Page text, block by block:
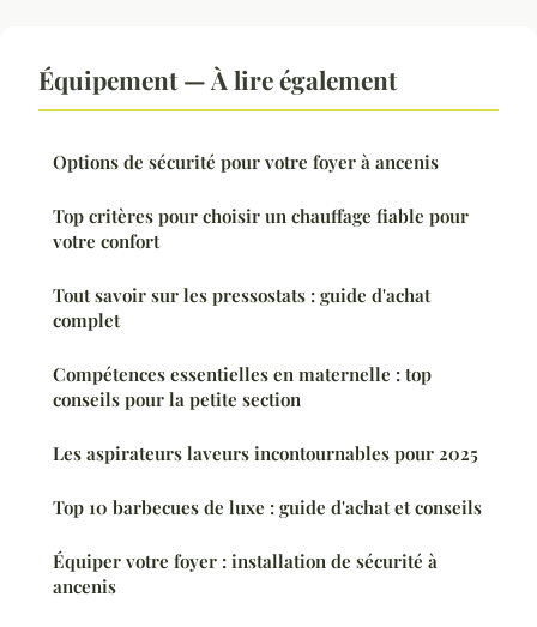
Équipement — À lire également
Options de sécurité pour votre foyer à ancenis
Top critères pour choisir un chauffage fiable pour
votre confort
Tout savoir sur les pressostats : guide d'achat
complet
Compétences essentielles en maternelle : top
conseils pour la petite section
Les aspirateurs laveurs incontournables pour 2025
Top 10 barbecues de luxe : guide d'achat et conseils
Équiper votre foyer : installation de sécurité à
ancenis